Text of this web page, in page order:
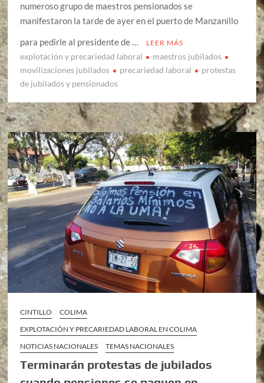
numeroso grupo de maestros pensionados se
manifestaron la tarde de ayer en el puerto de Manzanillo
para pedirle al presidente de …
LEER MÁS
explotación y precariedad laboral
maestros jubilados
movilizaciones jubilados
precariedad laboral
protestas
de jubilados y pensionados
CINTILLO
COLIMA
EXPLOTACIÓN Y PRECARIEDAD LABORAL EN COLIMA
NOTICIAS NACIONALES
TEMAS NACIONALES
Terminarán protestas de jubilados